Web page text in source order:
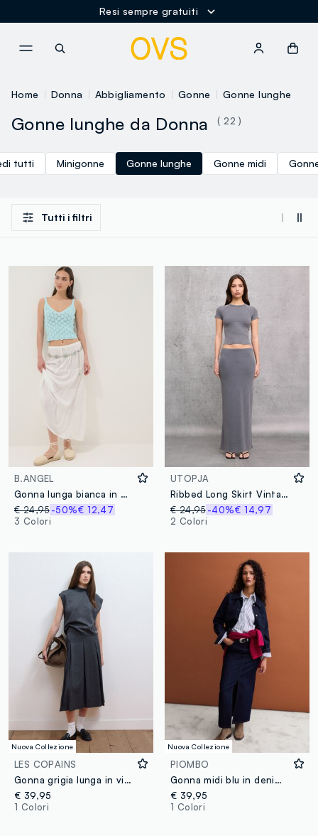
Resi sempre gratuiti
Home Donna Abbigliamento Gonne Gonne lunghe
Gonne lunghe da Donna ( 22 )
tutti Minigonne Gonne lunghe Gonne midi
Tutti i filtri
B.ANGEL
Gonna lunga bianca in pura viscosa
€ 24,95-50%€ 12,47
3 Colori
UTOPJA
Ribbed Long Skirt Vintage Grey
€ 24,95 -40%€ 14,97
2 Colori
Nuova Collezione
LES COPAINS
Gonna grigia lunga in viscosa elasticizzata regular fit
€ 39,95
1 Colori
Nuova Collezione
PIOMBO
Gonna midi blu in denim di puro cotone
€ 39,95
1 Colori